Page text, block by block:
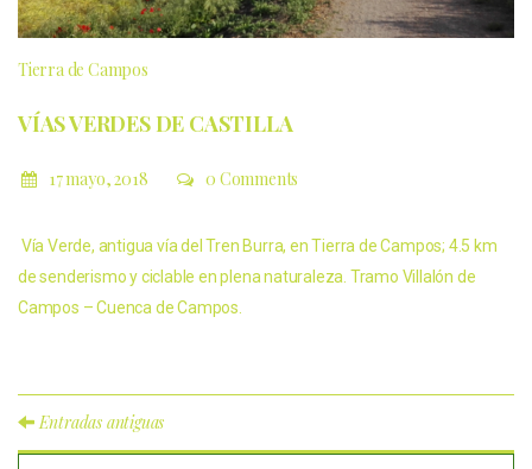
Tierra de Campos
VÍAS VERDES DE CASTILLA
17 mayo, 2018 0 Comments
Vía Verde, antigua vía del Tren Burra, en Tierra de Campos; 4.5 km
de senderismo y ciclable en plena naturaleza. Tramo Villalón de
Campos – Cuenca de Campos.
Entradas antiguas